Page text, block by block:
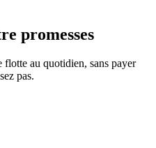
promesses
au quotidien, sans payer
pas.